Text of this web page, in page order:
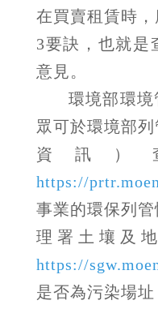
在買賣租賃時，
3要訣，也就是
意見。
環境部環
眾可於環境部
資訊）
https://
事業的環保列
理署土壤及
https://
是否為污染場